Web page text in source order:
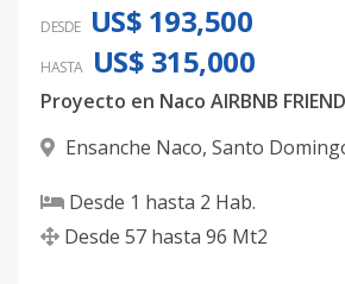
DESDE US$ 193,500
HASTA US$ 315,000
Ensanche Naco, Santo
Desde 1 hasta 2 Hab.
Desde 57 hasta 96 Mt2